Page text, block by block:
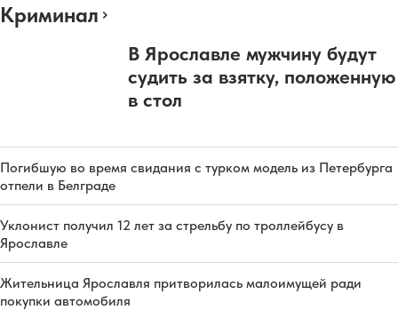
Криминал
В Ярославле мужчину будут
судить за взятку, положенную
в стол
Погибшую во время свидания с турком модель из Петербурга
отпели в Белграде
Уклонист получил 12 лет за стрельбу по троллейбусу в
Ярославле
Жительница Ярославля притворилась малоимущей ради
покупки автомобиля